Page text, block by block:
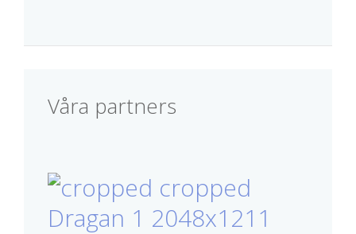
Våra partners